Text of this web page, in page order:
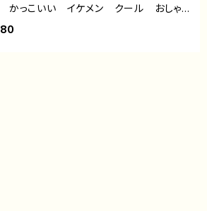
かっこいい イケメン クール おしゃ
物 海月 くらげ エモい メンズ レ
ース iPhone15/14/13/12/11 AQUOS